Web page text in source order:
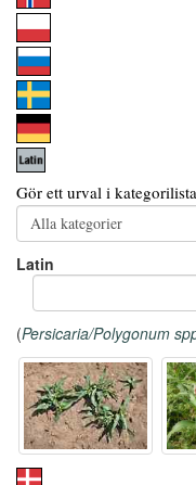
Gör ett urval i
Latin
(Persicaria/Polygonum